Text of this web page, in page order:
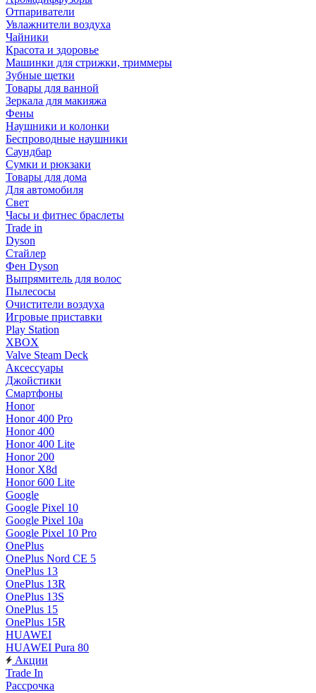
Отпариватели
Увлажнители воздуха
Чайники
Красота и здоровье
Машинки для стрижки, триммеры
Зубные щетки
Товары для ванной
Зеркала для макияжа
Фены
Наушники и колонки
Беспроводные наушники
Саундбар
Сумки и рюкзаки
Товары для дома
Для автомобиля
Свет
Часы и фитнес браслеты
Trade in
Dyson
Стайлер
Фен Dyson
Выпрямитель для волос
Пылесосы
Очистители воздуха
Игровые приставки
Play Station
XBOX
Valve Steam Deck
Аксессуары
Джойстики
Смартфоны
Honor
Honor 400 Pro
Honor 400
Honor 400 Lite
Honor 200
Honor X8d
Honor 600 Lite
Google
Google Pixel 10
Google Pixel 10a
Google Pixel 10 Pro
OnePlus
OnePlus Nord CE 5
OnePlus 13
OnePlus 13R
OnePlus 13S
OnePlus 15
OnePlus 15R
HUAWEI
HUAWEI Pura 80
Акции
Trade In
Рассрочка